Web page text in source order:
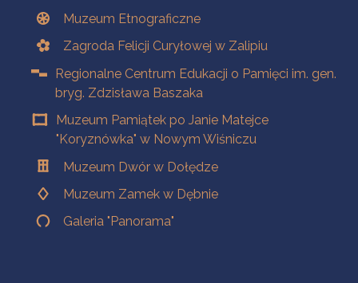
Muzeum Etnograficzne
Zagroda Felicji Curyłowej w Zalipiu
Regionalne Centrum Edukacji o Pamięci im. gen.
bryg. Zdzisława Baszaka
Muzeum Pamiątek po Janie Matejce
"Koryznówka" w Nowym Wiśniczu
Muzeum Dwór w Dołędze
Muzeum Zamek w Dębnie
Galeria "Panorama"